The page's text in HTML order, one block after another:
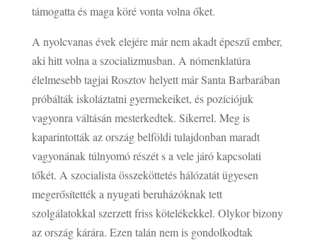
támogatta és maga köré vonta volna őket.
A nyolcvanas évek elejére már nem akadt épeszű ember,
aki hitt volna a szocializmusban. A nómenklatúra
élelmesebb tagjai Rosztov helyett már Santa Barbarában
próbálták iskoláztatni gyermekeiket, és pozíciójuk
vagyonra váltásán mesterkedtek. Sikerrel. Meg is
kaparintották az ország belföldi tulajdonban maradt
vagyonának túlnyomó részét s a vele járó kapcsolati
tőkét. A szocialista összeköttetés hálózatát ügyesen
megerősítették a nyugati beruházóknak tett
szolgálatokkal szerzett friss kötelékekkel. Olykor bizony
az ország kárára. Ezen talán nem is gondolkodtak